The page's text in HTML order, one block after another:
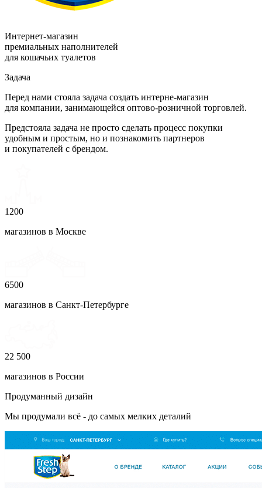
Интернет-магазин
премиальных наполнителей
для кошачьих туалетов
Задача
Перед нами стояла задача создать интерне-магазин
для компании, занимающейся оптово-розничной торговлей.
Предстояла задача не просто сделать процесс покупки
удобным и простым, но и познакомить партнеров
и покупателей с брендом.
1200
магазинов в Москве
6500
магазинов в Санкт-Петербурге
22 500
магазинов в России
Продуманный дизайн
Мы продумали всё - до самых мелких деталий